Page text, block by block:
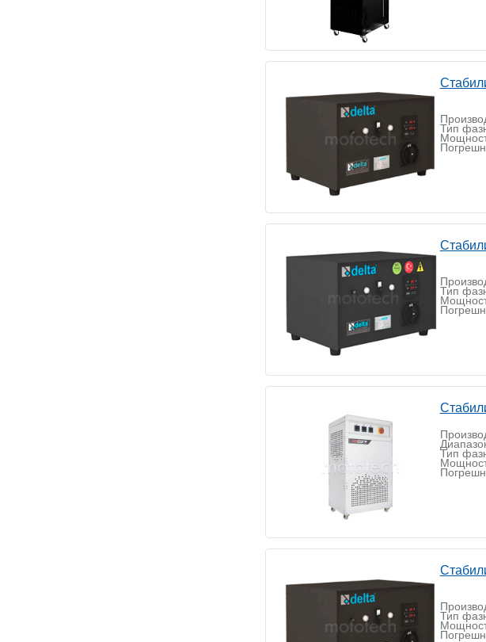
Тип
Тип
Тип
Тип